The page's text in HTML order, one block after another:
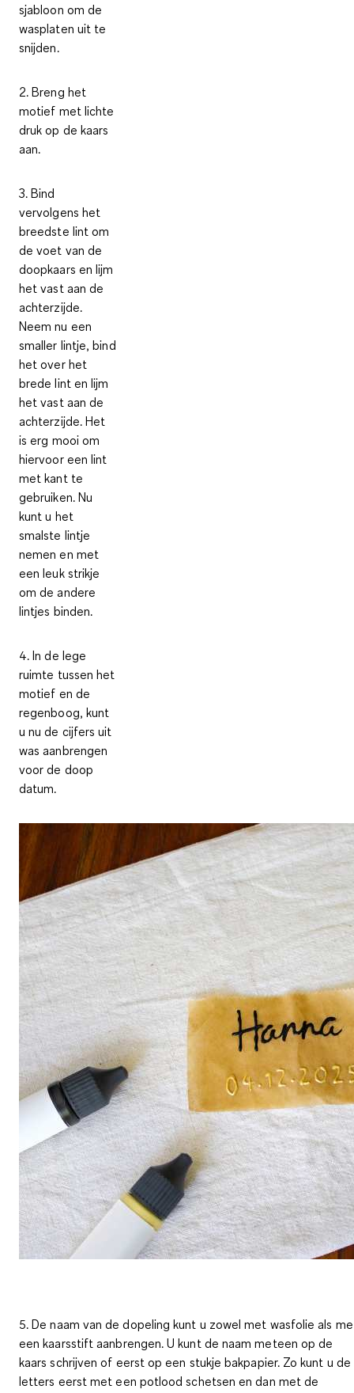
sjabloon om de
wasplaten uit te
snijden.
2. Breng het
motief met lichte
druk op de kaars
aan.
3. Bind
vervolgens het
breedste lint om
de voet van de
doopkaars en lijm
het vast aan de
achterzijde.
Neem nu een
smaller lintje, bind
het over het
brede lint en lijm
het vast aan de
achterzijde. Het
is erg mooi om
hiervoor een lint
met kant te
gebruiken. Nu
kunt u het
smalste lintje
nemen en met
een leuk strikje
om de andere
lintjes binden.
4. In de lege
ruimte tussen het
motief en de
regenboog, kunt
u nu de cijfers uit
was aanbrengen
voor de doop
datum.
5. De naam van de dopeling kunt u zowel met wasfolie als
een kaarsstift aanbrengen. U kunt de naam meteen op de
kaars schrijven of eerst op een stukje bakpapier. Zo kunt u de
letters eerst met een potlood schetsen en dan met de